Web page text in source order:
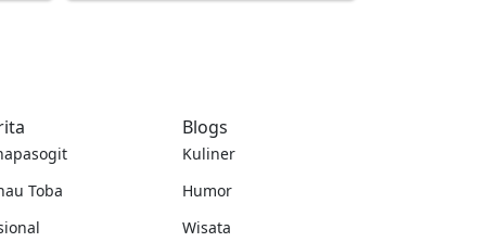
Toba
Blogs
Kuliner
Humor
Wisata